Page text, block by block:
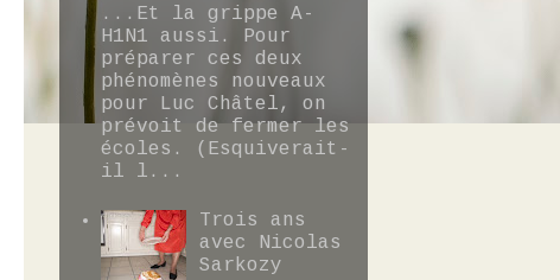
...Et la grippe A-
H1N1 aussi. Pour
préparer ces deux
phénomènes nouveaux
pour Luc Châtel, on
prévoit de fermer les
écoles. (Esquiverait-
il l...
Trois ans
avec Nicolas
Sarkozy